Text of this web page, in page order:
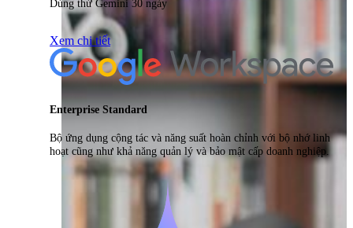
Dùng thử Gemini 30 ngày
Xem chi tiết
Enterprise Standard
Bộ ứng dụng cộng tác và năng suất hoàn chỉnh với bộ nhớ linh
hoạt cũng như khả năng quản lý và bảo mật cấp doanh nghiệp.